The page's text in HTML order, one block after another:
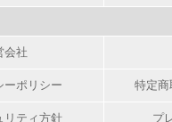
会社
ーポリシー 特定商
リティ方針 プ